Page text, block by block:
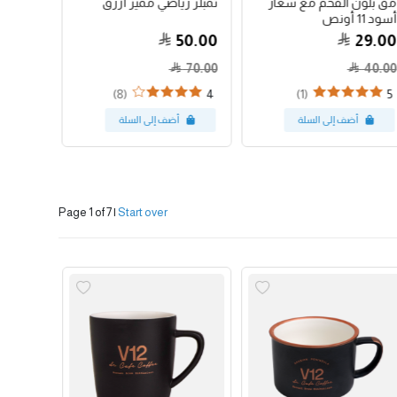
مق بلون الفحم مع شعار
أسود 11 أونص
29.00
40.00
5
(1)
تمبلر رياضي مميز أزرق
50.00
70.00
4
(8)
Page 1 of 7| Start over